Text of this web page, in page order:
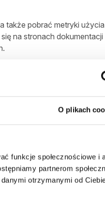
O plikach
funkcje społecznościowe i
partnerom
otrzymanymi od
także pobrać metryki
na stronach